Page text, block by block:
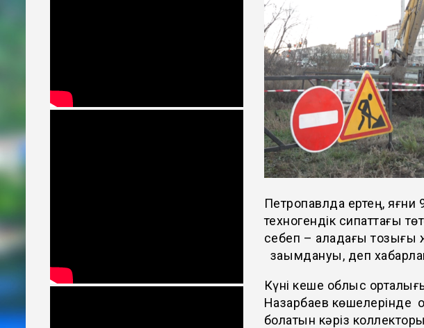
Петропавлда ертең, яғни
техногендік сипаттағы
себеп – қаладағы тозығы
зақымдануы, деп
Күні кеше облыс
Назарбаев көшелерінде
болатын кәріз